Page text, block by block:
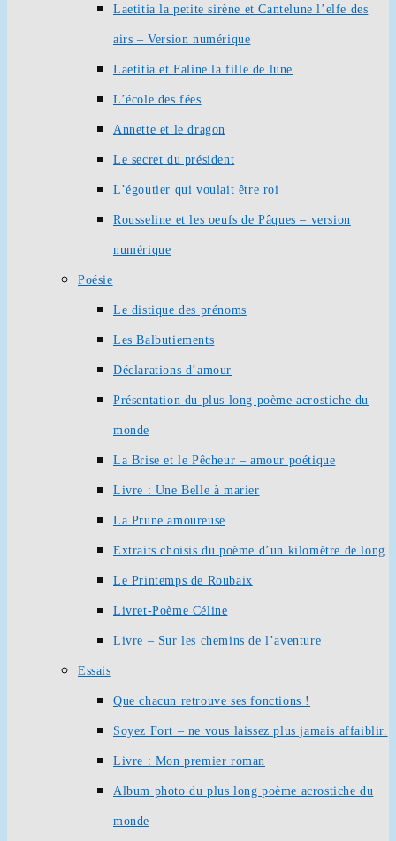
Laetitia la petite sirène et Cantelune l’elfe des
airs – Version numérique
Laetitia et Faline la fille de lune
L’école des fées
Annette et le dragon
Le secret du président
L’égoutier qui voulait être roi
Rousseline et les oeufs de Pâques – version
numérique
Poésie
Le distique des prénoms
Les Balbutiements
Déclarations d’amour
Présentation du plus long poème acrostiche du
monde
La Brise et le Pêcheur – amour poétique
Livre : Une Belle à marier
La Prune amoureuse
Extraits choisis du poème d’un kilomètre de long
Le Printemps de Roubaix
Livret-Poème Céline
Livre – Sur les chemins de l’aventure
Essais
Que chacun retrouve ses fonctions !
Soyez Fort – ne vous laissez plus jamais affaiblir.
Livre : Mon premier roman
Album photo du plus long poème acrostiche du
monde